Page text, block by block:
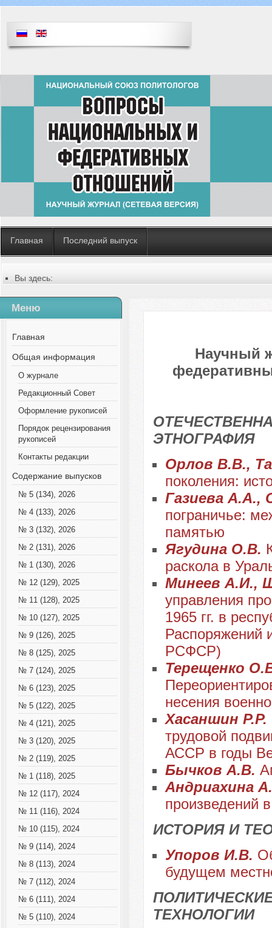
Главная Последний выпуск
Вы здесь:
Последний выпуск
Меню
Главная
Общая информация
О журнале
Редакционный Совет
Оформление рукописей
Порядок рецензирования
рукописей
Контакты редакции
Содержание выпусков
№ 5 (134), 2026
№ 4 (133), 2026
№ 3 (132), 2026
№ 2 (131), 2026
№ 1 (130), 2026
№ 12 (129), 2025
№ 11 (128), 2025
№ 10 (127), 2025
№ 9 (126), 2025
№ 8 (125), 2025
№ 7 (124), 2025
№ 6 (123), 2025
№ 5 (122), 2025
№ 4 (121), 2025
№ 3 (120), 2025
№ 2 (119), 2025
№ 1 (118), 2025
№ 12 (117), 2024
№ 11 (116), 2024
№ 10 (115), 2024
№ 9 (114), 2024
№ 8 (113), 2024
№ 7 (112), 2024
№ 6 (111), 2024
№ 5 (110), 2024
Научный
ЭТНОГРАФИЯ
Орлов В.В.,
поколения:
Газиева А.А.,
пограничье:
памятью
Ягудина О.В.
раскола в
Минеев А.И.,
управления
1965 гг. в
Распоряжений
РСФСР)
Терещенко
несения
Хасаншин Р.Р.
трудовой
АССР в годы
Бычков А.В.
Андриахина
произведений
ИСТОРИЯ И
Упоров И.В.
будущем
ТЕХНОЛОГИИ